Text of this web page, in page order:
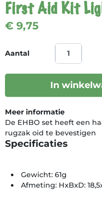
First Aid Kit
€ 9,75
Aantal
In
Meer informatie
De EHBO set heeft een
rugzak oid te bevestigen
Specificaties
Gewicht: 61g
Afmeting: HxBxD: